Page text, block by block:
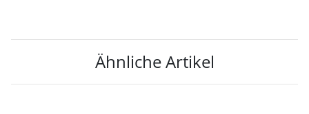
Ähnliche Artikel